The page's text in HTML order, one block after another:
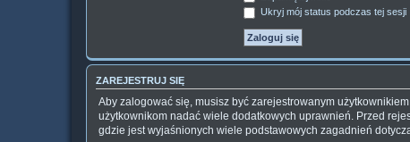
Ukryj mój status podczas tej sesji
ZAREJESTRUJ SIĘ
Aby zalogować się, musisz być zarejestrowanym
użytkownikom nadać wiele dodatkowych uprawnień. Przed
gdzie jest wyjaśnionych wiele podstawowych zagadnień